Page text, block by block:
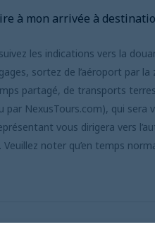
à mon arrivée à
les indications vers la
sortez de l’aéroport par
partagé, de transports
par NexusTours.com), qui sera
vous dirigera vers
noter qu’en temps